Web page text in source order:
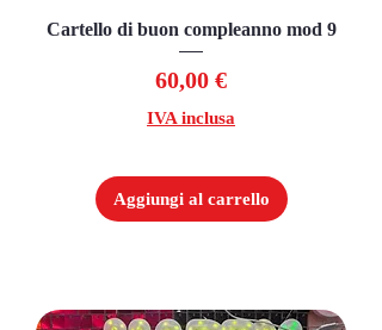
Cartello di buon compleanno mod 9
Prezzo
60,00 €
IVA inclusa
Aggiungi al carrello